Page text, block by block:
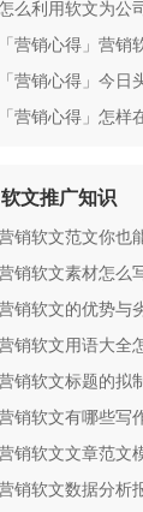
那么多公司的欢
么利用软文为公
「营销心得」营
让文案阅览量提升
「营销心得」今日
「营销心得」怎样
软文推广知识
销软文范文你也
就赚
销软文素材怎么
销软文的优势与
销软文用语大全
了
销软文标题的拟
心
销软文有哪些写
用
销软文文章范文
通
销软文数据分析